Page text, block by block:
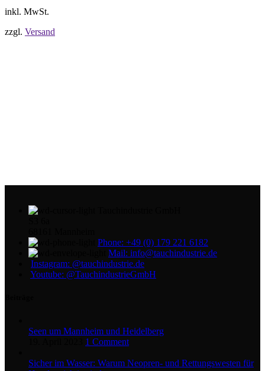
inkl. MwSt.
zzgl. Versand
Phone: +49 (0) 179 221 6182
Mail: info@tauchindustrie.de
Instagram: @tauchindustrie.de
Youtube: @TauchindustrieGmbH
Seen um Mannheim und Heidelberg
1 Comment
Sicher im Wasser: Warum Neopren- und Rettungswesten für